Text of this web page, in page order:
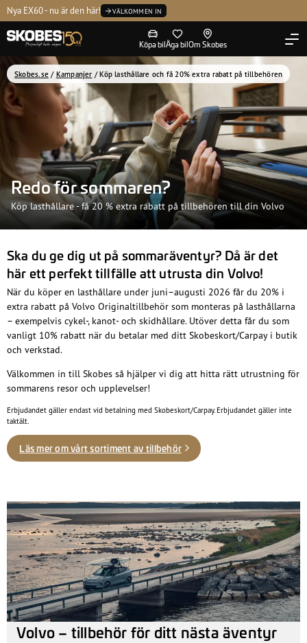
Nya EX60 - nu är den här! VÄLKOMMEN IN
Köpa bilÄga bilOm Skobes
Kontakta oss
Tvätta
Skobes.se / Kampanjer /Köp lasthållare och få 20% extra rabatt på tillbehören
Redo för sommaren?
Köp lasthållare - få 20 % extra rabatt på tillbehören till din Volvo
Ska du ge dig ut på sommaräventyr? Då är det
här ett perfekt tillfälle att utrusta din Volvo!
När du köper en lasthållare under juni–augusti 2026 får du 20% i
extra rabatt på Volvo Originaltillbehör som monteras på lasthållarna
– exempelvis cykel-, kanot- och skidhållare. Utöver detta får du som
vanligt 10% rabatt när du betalar med ditt Skobeskort/Carpay i butik
och verkstad.
Välkommen in till Skobes så hjälper vi dig att hitta rätt utrustning för
sommarens resor och upplevelser!
Erbjudandet gäller endast vid betalning med Skobeskort/Carpay. Erbjudandet gäller inte
taktält.
Läs mer om vårt sortiment av tillbehör
Volvo – tillbehör för ditt nästa äventyr